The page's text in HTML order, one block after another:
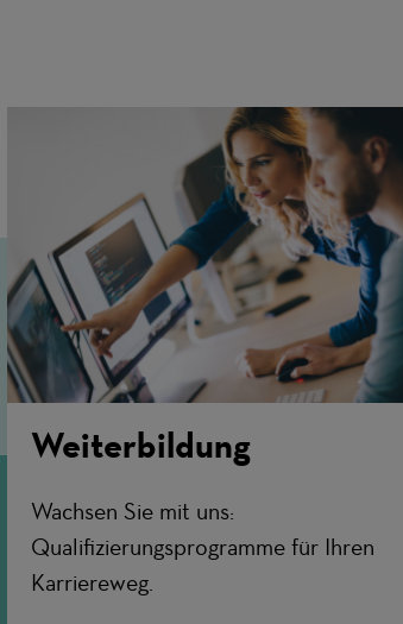
Weiterbildung
Wachsen Sie mit uns:
Qualifizierungsprogramme für Ihren
Karriereweg.